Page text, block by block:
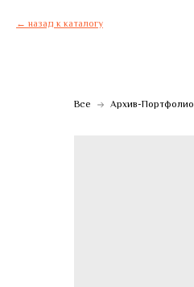
назад к каталогу
Все Архив-Портфолио